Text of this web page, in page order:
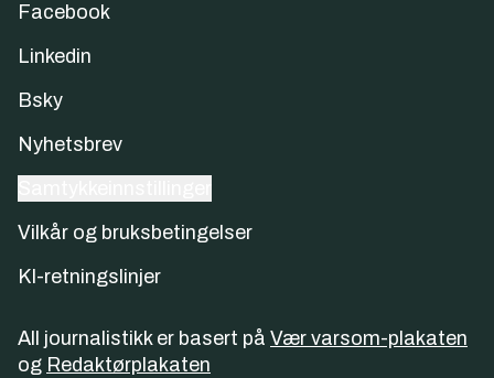
Facebook
Linkedin
Bsky
Nyhetsbrev
Vilkår og bruksbetingelser
KI-retningslinjer
All journalistikk er basert på Vær varsom-plakaten
og Redaktørplakaten